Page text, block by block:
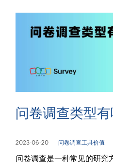
问卷调查类型有
2023-06-20 问卷调查工具价值
问卷调查是一种常见的研究